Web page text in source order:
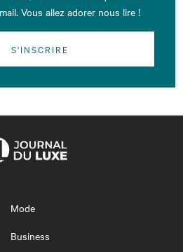
Vous allez adorer nous lire !
S'INSCRIRE
Mode
Business